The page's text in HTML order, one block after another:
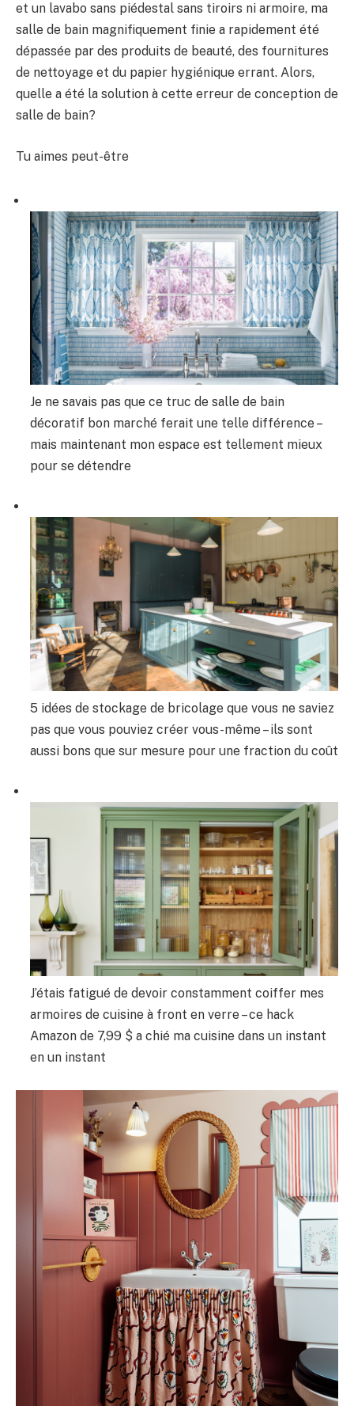
et un lavabo sans piédestal sans tiroirs ni armoire, ma
salle de bain magnifiquement finie a rapidement été
dépassée par des produits de beauté, des fournitures
de nettoyage et du papier hygiénique errant. Alors,
quelle a été la solution à cette erreur de conception de
salle de bain?
Tu aimes peut-être
Je ne savais pas que ce truc de salle de bain
décoratif bon marché ferait une telle différence –
mais maintenant mon espace est tellement mieux
pour se détendre
5 idées de stockage de bricolage que vous ne saviez
pas que vous pouviez créer vous-même – ils sont
aussi bons que sur mesure pour une fraction du coût
J’étais fatigué de devoir constamment coiffer mes
armoires de cuisine à front en verre – ce hack
Amazon de 7,99 $ a chié ma cuisine dans un instant
en un instant